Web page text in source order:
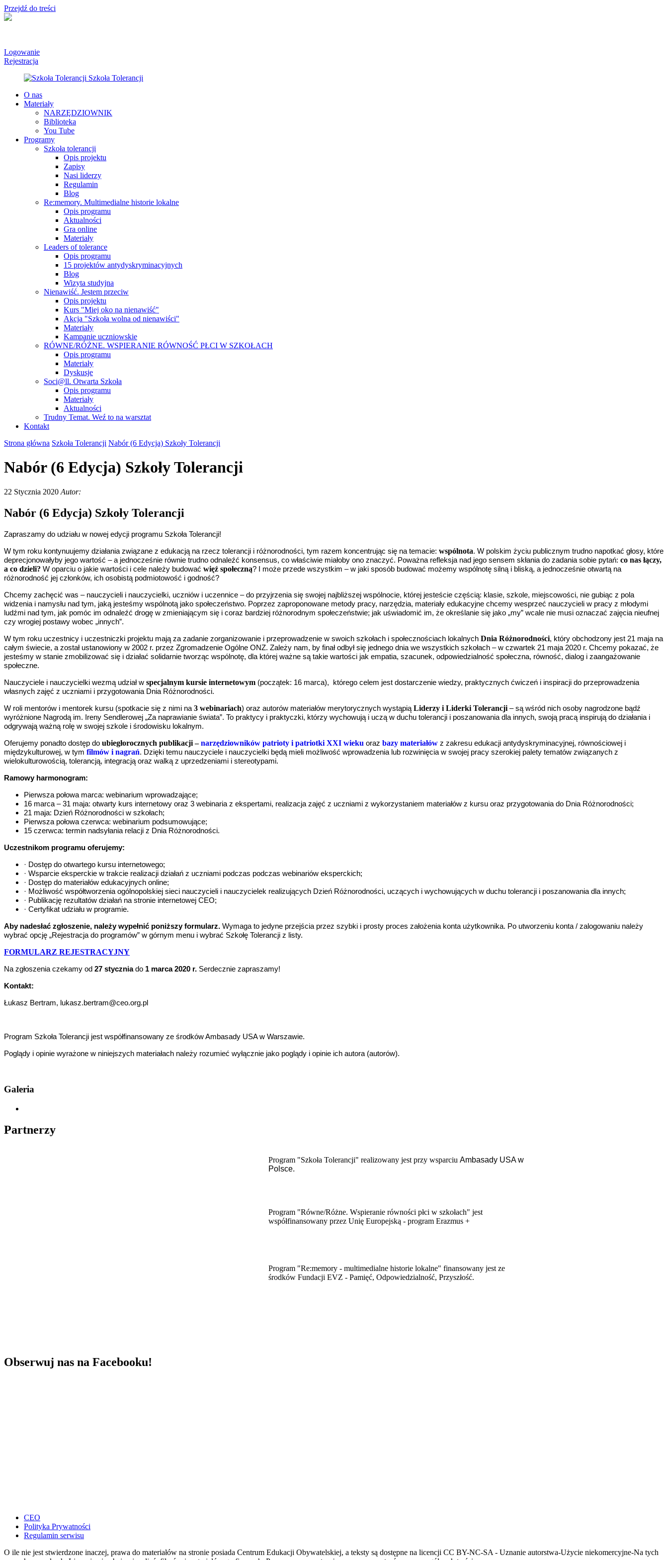
Przejdź do treści
Logowanie
Rejestracja
O nas
Materiały
NARZĘDZIOWNIK
Biblioteka
You Tube
Programy
Szkoła tolerancji
Opis projektu
Zapisy
Nasi liderzy
Regulamin
Blog
Re:memory. Multimedialne historie lokalne
Opis programu
Aktualności
Gra online
Materiały
Leaders of tolerance
Opis programu
15 projektów antydyskryminacyjnych
Blog
Wizyta studyjna
Nienawiść. Jestem przeciw
Opis projektu
Kurs "Miej oko na nienawiść"
Akcja "Szkoła wolna od nienawiści"
Materiały
Kampanie uczniowskie
RÓWNE/RÓŻNE. WSPIERANIE RÓWNOŚĆ PŁCI W SZKOŁACH
Opis programu
Materiały
Dyskusje
Soci@ll. Otwarta Szkoła
Opis programu
Materiały
Aktualności
Trudny Temat. Weź to na warsztat
Kontakt
Strona główna Szkoła Tolerancji Nabór (6 Edycja) Szkoły Tolerancji
Nabór (6 Edycja) Szkoły Tolerancji
22 Stycznia 2020 Autor:
Nabór (6 Edycja) Szkoły Tolerancji
Zapraszamy do udziału w nowej edycji programu Szkoła Tolerancji!
W tym roku kontynuujemy działania związane z edukacją na rzecz tolerancji i różnorodności, tym razem koncentrując się na temacie: wspólnota. W polskim życiu publicznym trudno napotkać głosy, które
deprecjonowałyby jego wartość – a jednocześnie równie trudno odnaleźć konsensus, co właściwie miałoby ono znaczyć. Poważna refleksja nad jego sensem skłania do zadania sobie pytań: co nas łączy,
a co dzieli? W oparciu o jakie wartości i cele należy budować więź społeczną? I może przede wszystkim – w jaki sposób budować możemy wspólnotę silną i bliską, a jednocześnie otwartą na
różnorodność jej członków, ich osobistą podmiotowość i godność?
Chcemy zachęcić was – nauczycieli i nauczycielki, uczniów i uczennice – do przyjrzenia się swojej najbliższej wspólnocie, której jesteście częścią: klasie, szkole, miejscowości, nie gubiąc z pola
widzenia i namysłu nad tym, jaką jesteśmy wspólnotą jako społeczeństwo. Poprzez zaproponowane metody pracy, narzędzia, materiały edukacyjne chcemy wesprzeć nauczycieli w pracy z młodymi
ludźmi nad tym, jak pomóc im odnaleźć drogę w zmieniającym się i coraz bardziej różnorodnym społeczeństwie; jak uświadomić im, że określanie się jako „my” wcale nie musi oznaczać zajęcia nieufnej
czy wrogiej postawy wobec „innych”.
W tym roku uczestnicy i uczestniczki projektu mają za zadanie zorganizowanie i przeprowadzenie w swoich szkołach i społecznościach lokalnych Dnia Różnorodności, który obchodzony jest 21 maja na
całym świecie, a został ustanowiony w 2002 r. przez Zgromadzenie Ogólne ONZ. Zależy nam, by finał odbył się jednego dnia we wszystkich szkołach – w czwartek 21 maja 2020 r. Chcemy pokazać, że
jesteśmy w stanie zmobilizować się i działać solidarnie tworząc wspólnotę, dla której ważne są takie wartości jak empatia, szacunek, odpowiedzialność społeczna, równość, dialog i zaangażowanie
społeczne.
Nauczyciele i nauczycielki wezmą udział w specjalnym kursie internetowym (początek: 16 marca), którego celem jest dostarczenie wiedzy, praktycznych ćwiczeń i inspiracji do przeprowadzenia
własnych zajęć z uczniami i przygotowania Dnia Różnorodności.
W roli mentorów i mentorek kursu (spotkacie się z nimi na 3 webinariach) oraz autorów materiałów merytorycznych wystąpią Liderzy i Liderki Tolerancji – są wśród nich osoby nagrodzone bądź
wyróżnione Nagrodą im. Ireny Sendlerowej „Za naprawianie świata”. To praktycy i praktyczki, którzy wychowują i uczą w duchu tolerancji i poszanowania dla innych, swoją pracą inspirują do działania i
odgrywają ważną rolę w swojej szkole i środowisku lokalnym.
Oferujemy ponadto dostęp do ubiegłorocznych publikacji – narzędziowników patrioty i patriotki XXI wieku oraz bazy materiałów z zakresu edukacji antydyskryminacyjnej, równościowej i
międzykulturowej, w tym filmów i nagrań. Dzięki temu nauczyciele i nauczycielki będą mieli możliwość wprowadzenia lub rozwinięcia w swojej pracy szerokiej palety tematów związanych z
wielokulturowością, tolerancją, integracją oraz walką z uprzedzeniami i stereotypami.
Ramowy harmonogram:
Pierwsza połowa marca: webinarium wprowadzające;
16 marca – 31 maja: otwarty kurs internetowy oraz 3 webinaria z ekspertami, realizacja zajęć z uczniami z wykorzystaniem materiałów z kursu oraz przygotowania do Dnia Różnorodności;
21 maja: Dzień Różnorodności w szkołach;
Pierwsza połowa czerwca: webinarium podsumowujące;
15 czerwca: termin nadsyłania relacji z Dnia Różnorodności.
Uczestnikom programu oferujemy:
· Dostęp do otwartego kursu internetowego;
· Wsparcie eksperckie w trakcie realizacji działań z uczniami podczas podczas webinariów eksperckich;
· Dostęp do materiałów edukacyjnych online;
· Możliwość współtworzenia ogólnopolskiej sieci nauczycieli i nauczycielek realizujących Dzień Różnorodności, uczących i wychowujących w duchu tolerancji i poszanowania dla innych;
· Publikację rezultatów działań na stronie internetowej CEO;
· Certyfikat udziału w programie.
Aby nadesłać zgłoszenie, należy wypełnić poniższy formularz. Wymaga to jedyne przejścia przez szybki i prosty proces założenia konta użytkownika. Po utworzeniu konta / zalogowaniu należy
wybrać opcję „Rejestracja do programów” w górnym menu i wybrać Szkołę Tolerancji z listy.
FORMULARZ REJESTRACYJNY
Na zgłoszenia czekamy od 27 styczniado 1 marca 2020 r. Serdecznie zapraszamy!
Kontakt:
Łukasz Bertram, lukasz.bertram@ceo.org.pl
Program Szkoła Tolerancji jest współfinansowany ze środków Ambasady USA w Warszawie.
Poglądy i opinie wyrażone w niniejszych materiałach należy rozumieć wyłącznie jako poglądy i opinie ich autora (autorów).
Galeria
Partnerzy
Program "Szkoła Tolerancji" realizowany jest przy wsparciu Ambasady USA w
Polsce.
Program "Równe/Różne. Wspieranie równości płci w szkołach" jest
współfinansowany przez Unię Europejską - program Erazmus +
​Program "Re:memory - multimedialne historie lokalne" finansowany jest ze
środków Fundacji EVZ - Pamięć, Odpowiedzialność, Przyszłość.
Obserwuj nas na Facebooku!
CEO
Polityka Prywatności
Regulamin serwisu
O ile nie jest stwierdzone inaczej, prawa do materiałów na stronie posiada Centrum Edukacji Obywatelskiej, a teksty są dostępne na licencji CC BY-NC-SA - Uznanie autorstwa-Użycie niekomercyjne-Na tych